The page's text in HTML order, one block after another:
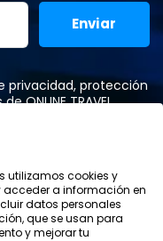
privacidad, protección
de ONLINE TRAVEL
Política de Privacidad
Condiciones Generales
Política de Cookies
utilizamos cookies y
a información en
datos personales
que se usan para
y mejorar tu